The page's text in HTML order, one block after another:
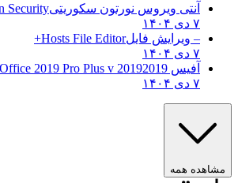
آنتی ویروس نورتون سکوریتیNorton Security
– ویرایش فایل Hosts File Editor+
آفیس 2019
2019 Microsoft Office 2019 Pro Plus v
همه